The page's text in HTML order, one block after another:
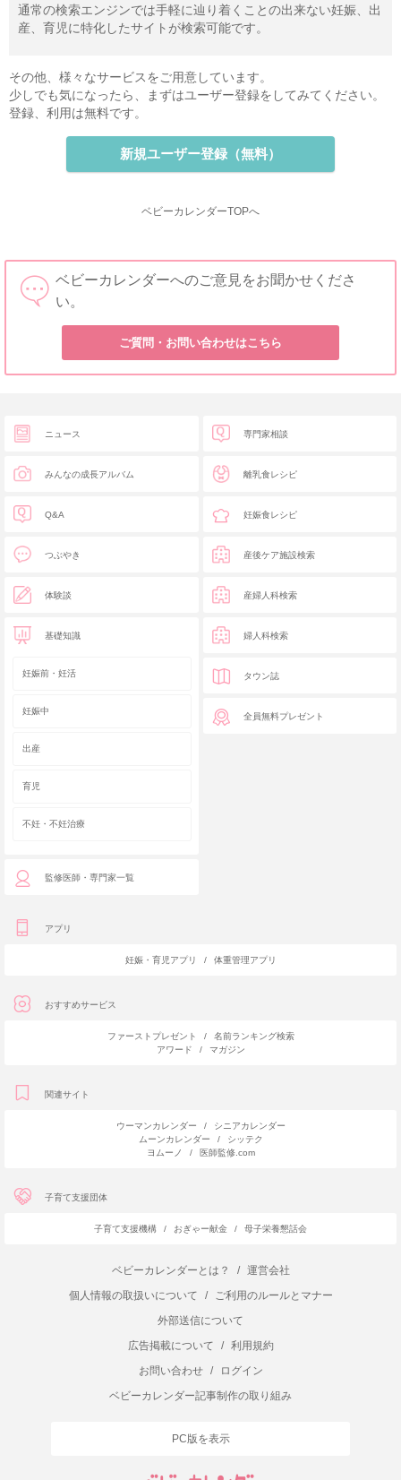
通常の検索エンジンでは手軽に辿り着くことの出来ない妊娠、出
産、育児に特化したサイトが検索可能です。
その他、様々なサービスをご用意しています。
少しでも気になったら、まずはユーザー登録をしてみてください。
登録、利用は無料です。
新規ユーザー登録（無料）
ベビーカレンダーTOPへ
ベビーカレンダーへのご意見をお聞かせくださ
い。
ご質問・お問い合わせはこちら
ニュース
みんなの成長アルバム
Q&A
つぶやき
体験談
基礎知識
妊娠前・妊活
妊娠中
出産
育児
不妊・不妊治療
監修医師・専門家一覧
専門家相談
離乳食レシピ
妊娠食レシピ
産後ケア施設検索
産婦人科検索
婦人科検索
タウン誌
全員無料プレゼント
アプリ
妊娠・育児アプリ / 体重管理アプリ
おすすめサービス
ファーストプレゼント /
名前ランキング検索
アワード
/ マガジン
関連サイト
ウーマンカレンダー /
シニアカレンダー
ムーンカレンダー
/
シッテク
ヨムーノ
/ 医師監修.com
子育て支援団体
子育て支援機構 / おぎゃー献金 / 母子栄養懇話会
ベビーカレンダーとは？ /
運営会社
個人情報の取扱いについて
/
ご利用のルールとマナー
外部送信について
広告掲載について
/
利用規約
お問い合わせ
/
ログイン
ベビーカレンダー記事制作の取り組み
PC版を表示